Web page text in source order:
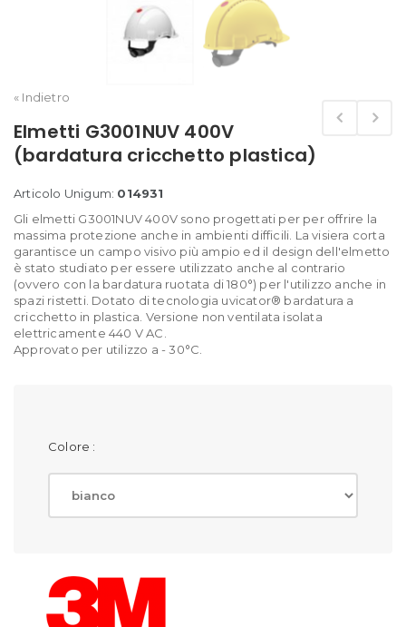
« Indietro
Elmetti G3001NUV 400V
(bardatura cricchetto plastica)
Articolo Unigum: 014931
Gli elmetti G3001NUV 400V sono progettati per per offrire la
massima protezione anche in ambienti difficili. La visiera corta
garantisce un campo visivo più ampio ed il design dell'elmetto
è stato studiato per essere utilizzato anche al contrario
(ovvero con la bardatura ruotata di 180°) per l'utilizzo anche in
spazi ristetti. Dotato di tecnologia uvicator® bardatura a
cricchetto in plastica. Versione non ventilata isolata
elettricamente 440 V AC.
Approvato per utilizzo a - 30°C.
Colore :